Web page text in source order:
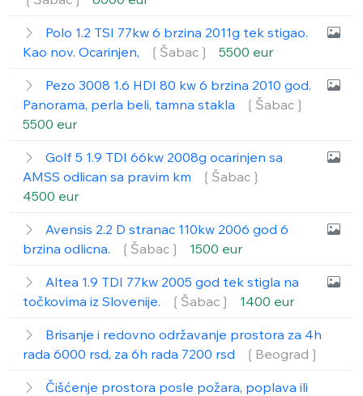
Polo 1.2 TSI 77kw 6 brzina 2011g tek stigao.
Kao nov. Ocarinjen,
❲Šabac❳ 5500 eur
Pezo 3008 1.6 HDI 80 kw 6 brzina 2010 god.
Panorama, perla beli, tamna stakla
❲Šabac❳
5500 eur
Golf 5 1.9 TDI 66kw 2008g ocarinjen sa
AMSS odlican sa pravim km
❲Šabac❳
4500 eur
Avensis 2.2 D stranac 110kw 2006 god 6
brzina odlicna.
❲Šabac❳ 1500 eur
Altea 1.9 TDI 77kw 2005 god tek stigla na
točkovima iz Slovenije.
❲Šabac❳ 1400 eur
Brisanje i redovno održavanje prostora za 4h
rada 6000 rsd, za 6h rada 7200 rsd
❲Beograd❳
Čišćenje prostora posle požara, poplava ili